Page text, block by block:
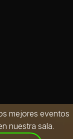
mejores eventos
nuestra sala.